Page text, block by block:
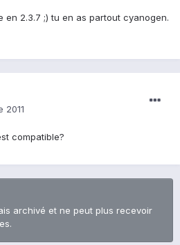
en 2.3.7 ;) tu en as partout cyanogen.
2011
compatible?
archivé et ne peut plus recevoir